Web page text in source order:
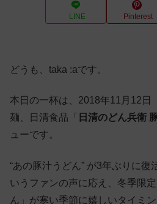
LINE Pinterest
どうも、taka :aです。
本日の一杯は、2018年11月12日
麺、日清食品「 日清のどん兵衛
ューです。
“あの豚汁うどん” が3年ぶりに復
いうファンの声に応え、冬季限
ん」が寒い季節に嬉しいタイミ